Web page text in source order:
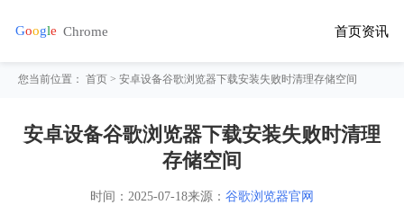
首页资讯
您当前位置：首页 > 安卓设备谷歌浏览器下载安装失败时清理存储空间
安卓设备谷歌浏览器下载安装失败时清理
存储空间
时间： 2025-07-18来源： 谷歌浏览器官网